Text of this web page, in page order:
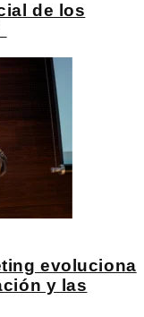
de los
evoluciona
y las